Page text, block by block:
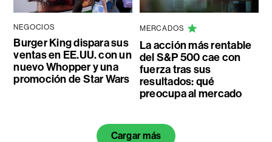
NEGOCIOS
Burger King dispara sus
ventas en EE.UU. con un
nuevo Whopper y una
promoción de Star Wars
MERCADOS
La acción más rentable
del S&P 500 cae con
fuerza tras sus
resultados: qué
preocupa al mercado
Cargar más